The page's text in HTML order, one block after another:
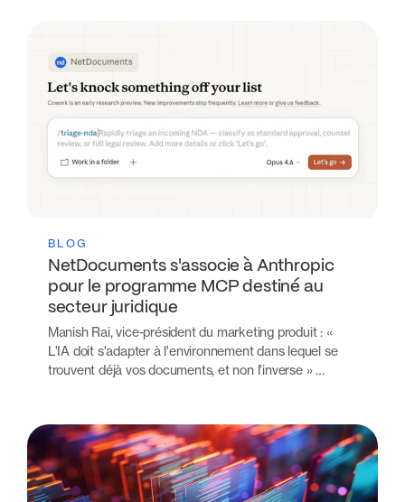
BLOG
NetDocuments s'associe à Anthropic
pour le programme MCP destiné au
secteur juridique
Manish Rai, vice-président du marketing produit : «
L'IA doit s'adapter à l'environnement dans lequel se
trouvent déjà vos documents, et non l'inverse » …